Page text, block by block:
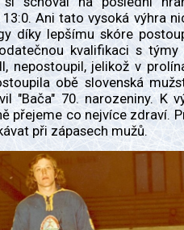
Ani tato vysoká výhra
díky lepšímu skóre
kvalifikaci s týmy
nepostoupil, jelikož v
obě slovenská
"Bača" 70. narozeniny. K
přejeme co nejvíce zdraví.
při zápasech mužů.